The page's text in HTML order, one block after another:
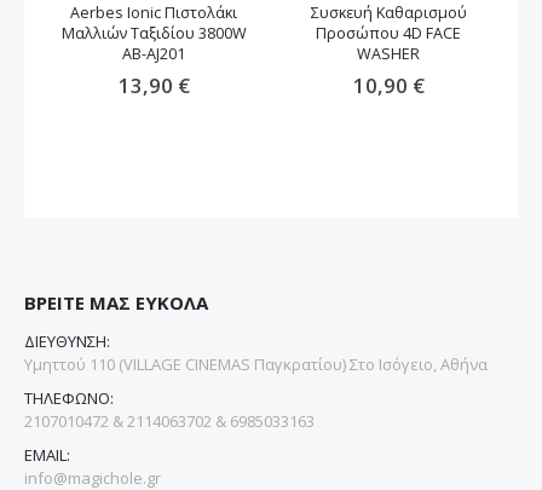
Aerbes Ionic Πιστολάκι
Μαλλιών Ταξιδίου 3800W
AB-AJ201
13,90 €
Συσκευή Καθαρισμού
Προσώπου 4D FACE
WASHER
10,90 €
ΒΡΕΙΤΕ ΜΑΣ ΕΥΚΟΛΑ
ΔΙΕΥΘΥΝΣΗ:
Υμηττού 110 (VILLAGE CINEMAS Παγκρατίου) Στο Ισόγειο, Αθήνα
ΤΗΛΕΦΩΝΟ:
2107010472 & 2114063702 & 6985033163
EMAIL:
info@magichole.gr